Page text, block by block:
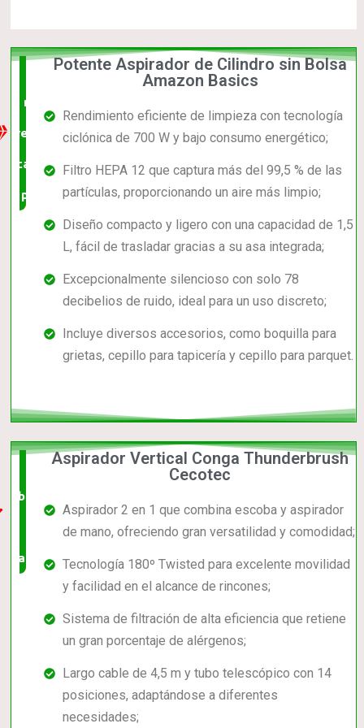
mejor
relación
calidad-
precio
Potente Aspirador de Cilindro sin Bolsa
Amazon Basics
Rendimiento eficiente de limpieza con tecnología
ciclónica de 700 W y bajo consumo energético;
Filtro HEPA 12 que captura más del 99,5 % de las
partículas, proporcionando un aire más limpio;
Diseño compacto y ligero con una capacidad de 1,5
L, fácil de trasladar gracias a su asa integrada;
Excepcionalmente silencioso con solo 78
decibelios de ruido, ideal para un uso discreto;
Incluye diversos accesorios, como boquilla para
grietas, cepillo para tapicería y cepillo para parquet.
barato,
valorado!
Aspirador Vertical Conga Thunderbrush
Cecotec
Aspirador 2 en 1 que combina escoba y aspirador
de mano, ofreciendo gran versatilidad y comodidad;
Tecnología 180º Twisted para excelente movilidad
y facilidad en el alcance de rincones;
Sistema de filtración de alta eficiencia que retiene
un gran porcentaje de alérgenos;
Largo cable de 4,5 m y tubo telescópico con 14
posiciones, adaptándose a diferentes
necesidades;